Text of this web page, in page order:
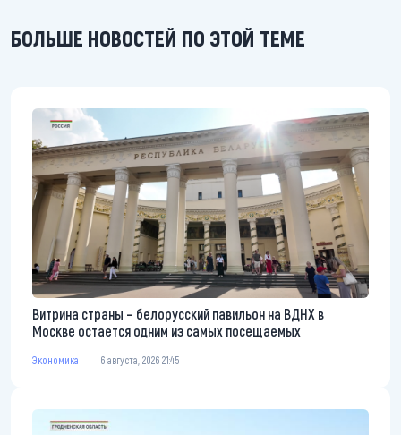
БОЛЬШЕ НОВОСТЕЙ ПО ЭТОЙ ТЕМЕ
Витрина страны – белорусский павильон на ВДНХ в
Москве остается одним из самых посещаемых
Экономика 6 августа, 2026 21:45